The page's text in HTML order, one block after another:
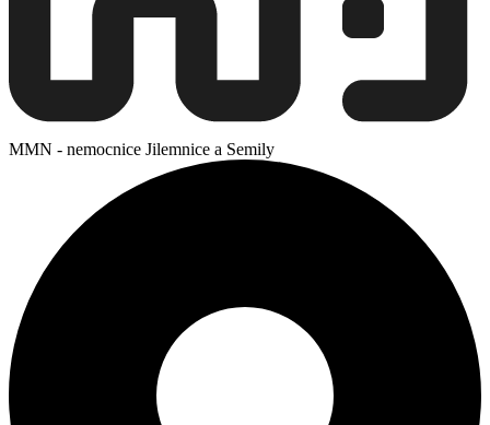
MMN - nemocnice Jilemnice a Semily